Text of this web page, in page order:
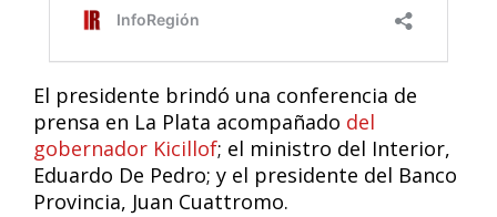
El presidente brindó una conferencia de
prensa en La Plata acompañado del
gobernador Kicillof; el ministro del Interior,
Eduardo De Pedro; y el presidente del Banco
Provincia, Juan Cuattromo.